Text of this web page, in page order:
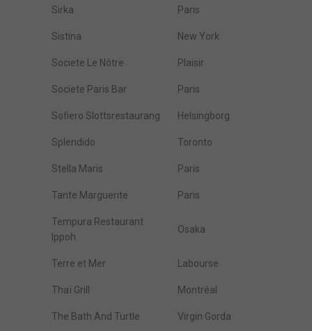
Sirka Paris
Sistina New York
Societe Le Nôtre Plaisir
Societe Paris Bar Paris
Sofiero Slottsrestaurang Helsingborg
Splendido Toronto
Stella Maris Paris
Tante Marguerite Paris
Tempura Restaurant
Ippoh
Osaka
Terre et Mer Labourse
Thaï Grill Montréal
The Bath And Turtle Virgin Gorda